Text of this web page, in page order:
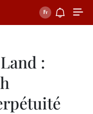
: